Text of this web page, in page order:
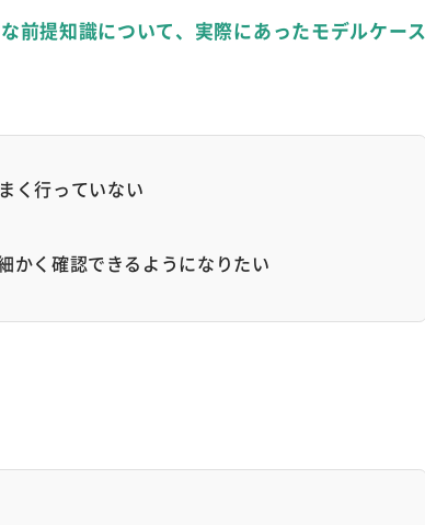
提知識について、実際にあったモデルケース
く行っていない
かく確認できるようになりたい